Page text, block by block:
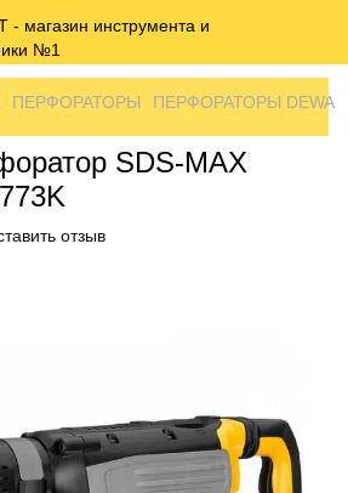
ПЕРФОРАТОРЫ ПЕРФОРАТОРЫ
SDS-MAX
отзыв